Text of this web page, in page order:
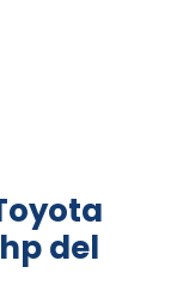
del